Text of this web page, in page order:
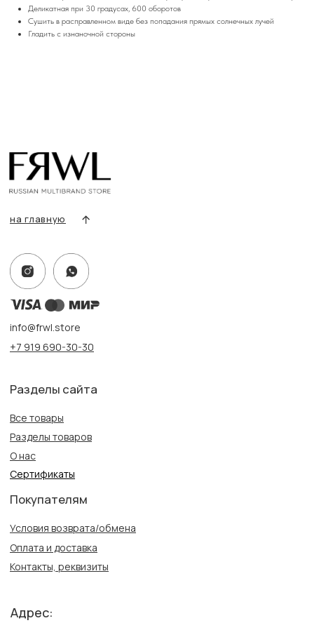
Деликатная при 30 градусах, 600 оборотов
Сушить в расправленном виде без попадания прямых солнечных лучей
Гладить с изнаночной стороны
Разделы сайта
Все товары
Политика конфиденциальности
Публичная оферта
Создание сайта
г. Казань, ул. Кремлевская, 2а ПН-ВС с 11:00 до 20:00
Адрес:
ПН-ВС с 10:00 до 22:00